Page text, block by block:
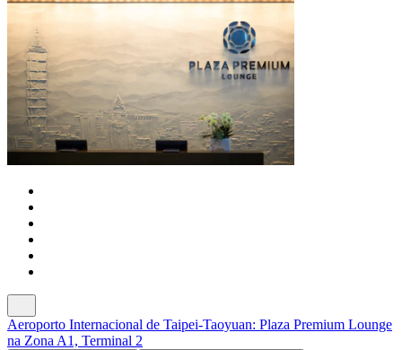
Aeroporto Internacional de Taipei-Taoyuan: Plaza Premium Lounge
na Zona A1, Terminal 2